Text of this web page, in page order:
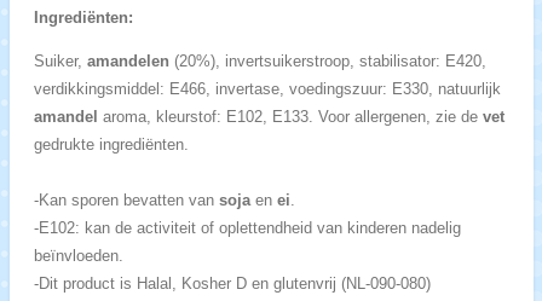
Ingrediënten:
Suiker, amandelen (20%), invertsuikerstroop, stabilisator: E420,
verdikkingsmiddel: E466, invertase, voedingszuur: E330, natuurlijk
amandel aroma, kleurstof: E102, E133. Voor allergenen, zie de vet
gedrukte ingrediënten.
-Kan sporen bevatten van sojaen ei.
-E102: kan de activiteit of oplettendheid van kinderen nadelig
beïnvloeden.
-Dit product is Halal, Kosher D en glutenvrij (NL-090-080)